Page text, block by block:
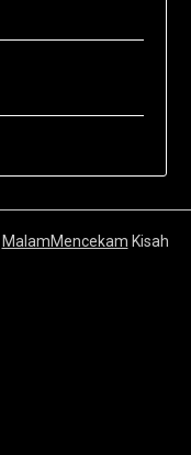
MalamMencekam Kisah